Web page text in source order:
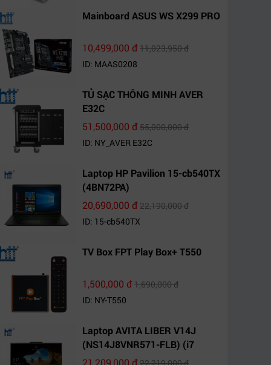
Mainboard ASUS WS X299 PRO
10,499,000 đ11,023,950 đ
ID: MAAS0208
TỦ SẠC THÔNG MINH AVER
E32C
51,500,000 đ55,000,000 đ
ID: NY_AVER E32C
Laptop HP Pavilion 15-cb540TX
(4BN72PA)
20,690,000 đ22,190,000 đ
ID: 15-cb540TX
TV Box FPT Play Box+ T550
1,500,000 đ1,690,000 đ
ID: NY-T550
Laptop AVITA LIBER V14J
(NS14J8VNR571-FLB) (i7
10510U/8GB RAM/1TB
21,209,000 đ